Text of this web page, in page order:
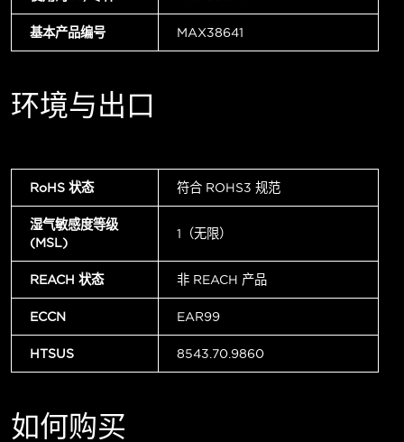
基本产品编号 MAX38641
环境与出口
RoHS 状态 符合 ROHS3 规范
湿气敏感度等级
(MSL)
1（无限）
REACH 状态 非 REACH 产品
ECCN EAR99
HTSUS 8543.70.9860
如何购买